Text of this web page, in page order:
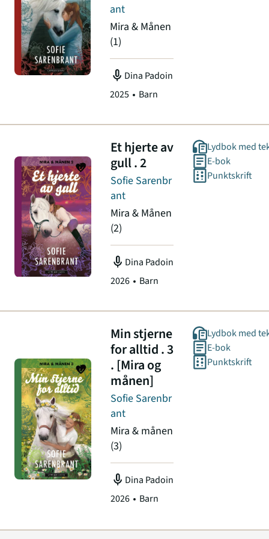
ant
Mira & Månen
(1)
mic Dina Padoin
2025
Barn
Et hjerte av
gull . 2
Sofie Sarenbr
ant
Mira & Månen
(2)
mic Dina Padoin
2026
Barn
Lydbok med
E-bok
Punktskrift
Min stjerne
for alltid . 3
. [Mira og
månen]
Sofie Sarenbr
ant
Mira & månen
(3)
mic Dina Padoin
2026
Barn
Lydbok med
E-bok
Punktskrift